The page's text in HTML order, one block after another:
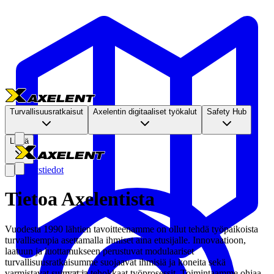
Turvallisuusratkaisut Axelentin digitaaliset työkalut Safety Hub
Lisää
Yhteystiedot
Tietoa Axelentista
Vuodesta 1990 lähtien tavoitteenamme on ollut tehdä työpaikoista
turvallisempia asettamalla ihmiset aina etusijalle. Innovaatioon,
laatuun ja luottamukseen perustuvat modulaariset
turvallisuusratkaisumme suojaavat ihmisiä ja koneita sekä